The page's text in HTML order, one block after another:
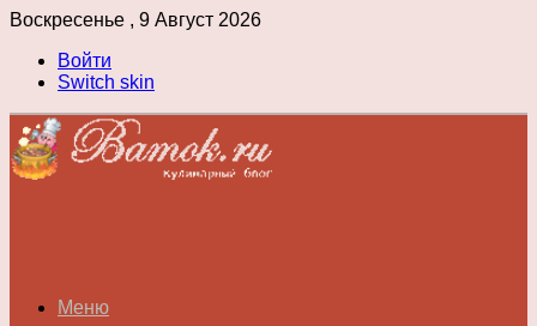
Воскресенье , 9 Август 2026
Войти
Switch skin
Меню